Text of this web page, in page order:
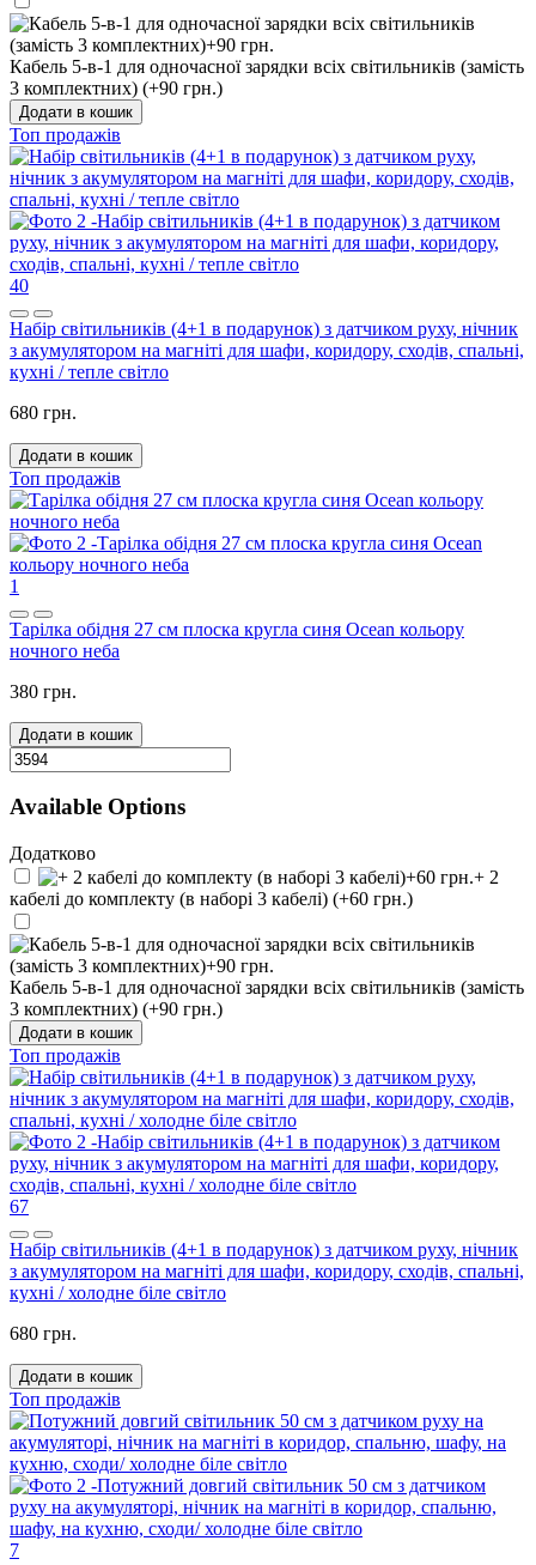
Кабель 5-в-1 для одночасної зарядки всіх світильників (замість
3 комплектних) (+90 грн.)
Додати в кошик
Топ продажів
40
Набір світильників (4+1 в подарунок) з датчиком руху, нічник
з акумулятором на магніті для шафи, коридору, сходів, спальні,
кухні / тепле світло
680 грн.
Додати в кошик
Топ продажів
1
Тарілка обідня 27 см плоска кругла синя Ocean кольору
ночного неба
380 грн.
Додати в кошик
Available Options
Додатково
+ 2
кабелі до комплекту (в наборі 3 кабелі) (+60 грн.)
Кабель 5-в-1 для одночасної зарядки всіх світильників (замість
3 комплектних) (+90 грн.)
Додати в кошик
Топ продажів
67
Набір світильників (4+1 в подарунок) з датчиком руху, нічник
з акумулятором на магніті для шафи, коридору, сходів, спальні,
кухні / холодне біле світло
680 грн.
Додати в кошик
Топ продажів
7